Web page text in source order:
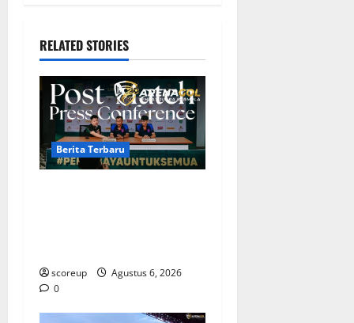
RELATED STORIES
Berita Terbaru
scoreup
Agustus 6, 2026
0